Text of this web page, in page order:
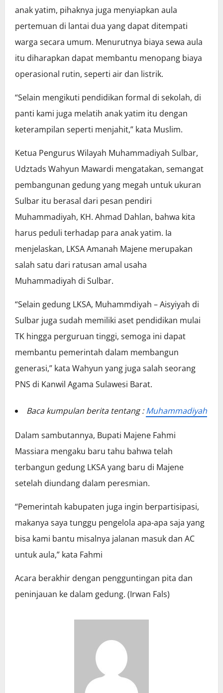
anak yatim, pihaknya juga menyiapkan aula
pertemuan di lantai dua yang dapat ditempati
warga secara umum. Menurutnya biaya sewa aula
itu diharapkan dapat membantu menopang biaya
operasional rutin, seperti air dan listrik.
“Selain mengikuti pendidikan formal di sekolah, di
panti kami juga melatih anak yatim itu dengan
keterampilan seperti menjahit,” kata Muslim.
Ketua Pengurus Wilayah Muhammadiyah Sulbar,
Udztads Wahyun Mawardi mengatakan, semangat
pembangunan gedung yang megah untuk ukuran
Sulbar itu berasal dari pesan pendiri
Muhammadiyah, KH. Ahmad Dahlan, bahwa kita
harus peduli terhadap para anak yatim. Ia
menjelaskan, LKSA Amanah Majene merupakan
salah satu dari ratusan amal usaha
Muhammadiyah di Sulbar.
“Selain gedung LKSA, Muhammdiyah – Aisyiyah di
Sulbar juga sudah memiliki aset pendidikan mulai
TK hingga perguruan tinggi, semoga ini dapat
membantu pemerintah dalam membangun
generasi,” kata Wahyun yang juga salah seorang
PNS di Kanwil Agama Sulawesi Barat.
Baca kumpulan berita tentang :Muhammadiyah
Dalam sambutannya, Bupati Majene Fahmi
Massiara mengaku baru tahu bahwa telah
terbangun gedung LKSA yang baru di Majene
setelah diundang dalam peresmian.
“Pemerintah kabupaten juga ingin berpartisipasi,
makanya saya tunggu pengelola apa-apa saja yang
bisa kami bantu misalnya jalanan masuk dan AC
untuk aula,” kata Fahmi
Acara berakhir dengan pengguntingan pita dan
peninjauan ke dalam gedung. (Irwan Fals)